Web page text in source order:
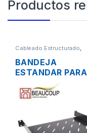
Productos
Cableado Estructurado,
Metalmecánicos
BANDEJA
ESTANDAR PARA
RACK 19″ 1UR
BEAUCOUP I-1106